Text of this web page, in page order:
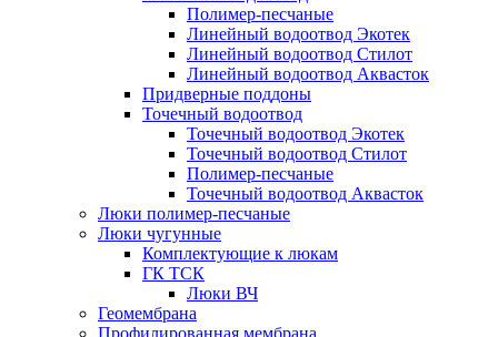
Полимер-песчаные
Линейный водоотвод Экотек
Линейный водоотвод Стилот
Линейный водоотвод Аквасток
Придверные поддоны
Точечный водоотвод
Точечный водоотвод Экотек
Точечный водоотвод Стилот
Полимер-песчаные
Точечный водоотвод Аквасток
Люки полимер-песчаные
Люки чугунные
Комплектующие к люкам
ГК ТСК
Люки ВЧ
Геомембрана
Профилированная мембрана